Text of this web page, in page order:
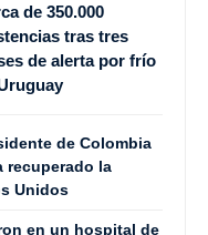
de 350.000
tras tres
de alerta por frío
de Colombia
recuperado la
Unidos
en un hospital de